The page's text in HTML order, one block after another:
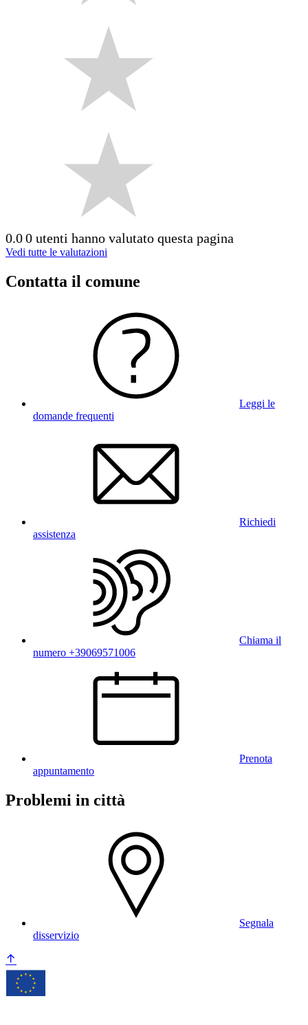
0.00 utenti hanno valutato questa pagina
Vedi tutte le valutazioni
Contatta il comune
Leggi le
domande frequenti
Richiedi
assistenza
Chiama il
numero +39069571006
Prenota
appuntamento
Problemi in città
Segnala
disservizio